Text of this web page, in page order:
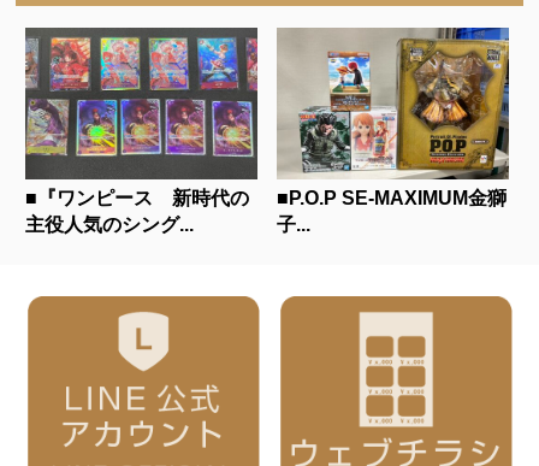
■『ワンピース 新時代の
主役人気のシング...
■P.O.P SE-MAXIMUM金獅
子...